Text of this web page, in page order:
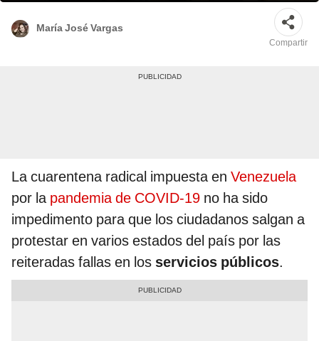
María José Vargas
Compartir
La cuarentena radical impuesta en Venezuela
por la pandemia de COVID-19 no ha sido
impedimento para que los ciudadanos salgan a
protestar en varios estados del país por las
reiteradas fallas en los servicios públicos.